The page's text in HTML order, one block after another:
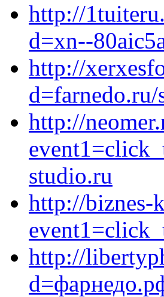
http://
d=xn--
http://
http://
studio.ru
http://biznes-
http://